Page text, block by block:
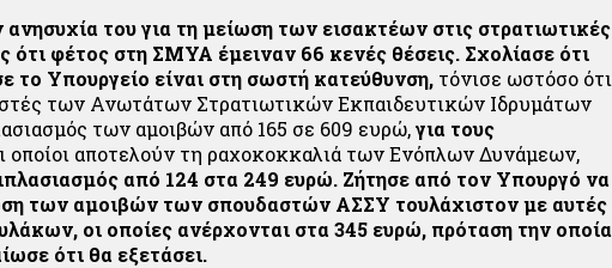
του για τη μείωση των εισακτέων στις στρατιωτικές
ότι φέτος στη ΣΜΥΑ έμειναν 66 κενές θέσεις. Σχολίασε ότι
το Υπουργείο είναι στη σωστή κατεύθυνση, τόνισε ωστόσο ότι
των Ανωτάτων Στρατιωτικών Εκπαιδευτικών Ιδρυμάτων
των αμοιβών από 165 σε 609 ευρώ,για τους
οποίοι αποτελούν τη ραχοκοκκαλιά των Ενόπλων Δυνάμεων,
από 124 στα 249 ευρώ. Ζήτησε από τον Υπουργό να
των αμοιβών των σπουδαστών ΑΣΣΥ τουλάχιστον με αυτές
οι οποίες ανέρχονται στα 345 ευρώ, πρόταση την οποία
ότι θα εξετάσει.